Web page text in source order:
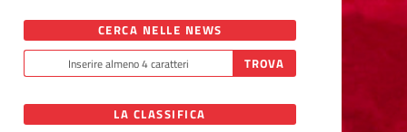
CERCA NELLE NEWS
LA CLASSIFICA